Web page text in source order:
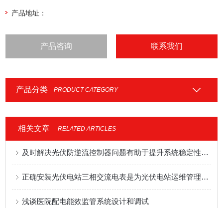
产品地址：
产品咨询 联系我们
产品分类 PRODUCT CATEGORY
相关文章 RELATED ARTICLES
及时解决光伏防逆流控制器问题有助于提升系统稳定性与运维效率
正确安装光伏电站三相交流电表是为光伏电站运维管理提供技术支持的关键
浅谈医院配电能效监管系统设计和调试